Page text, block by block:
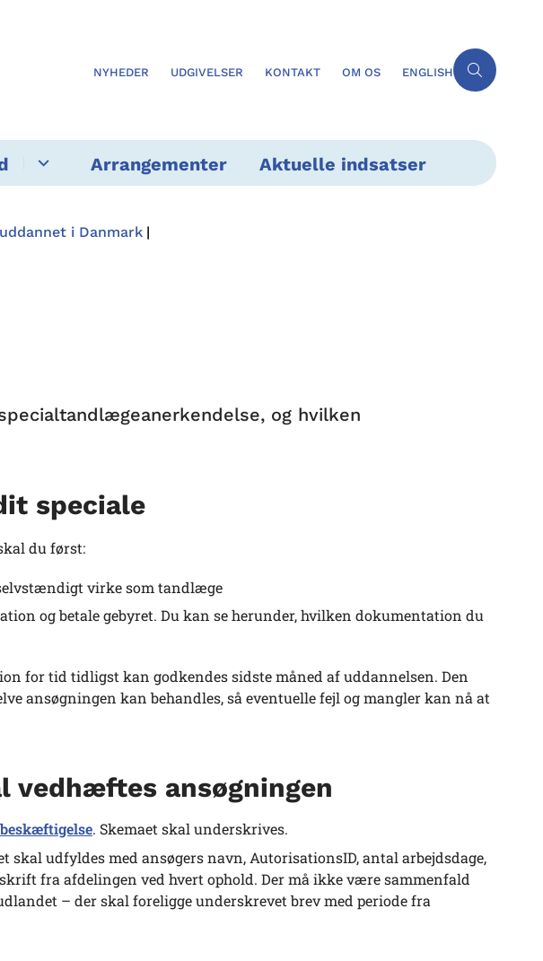
NYHEDER UDGIVELSER KONTAKT OM OS ENGLISH
Arrangementer Aktuelle indsatser
i Danmark
og hvilken
speciale
du først:
virke som tandlæge
og betale gebyret. Du kan se herunder, hvilken dokumentation du
for tid tidligst kan godkendes sidste måned af uddannelsen. Den
ansøgningen kan behandles, så eventuelle fejl og mangler kan nå at
vedhæftes ansøgningen
. Skemaet skal underskrives.
skal udfyldes med ansøgers navn, AutorisationsID, antal arbejdsdage,
fra afdelingen ved hvert ophold. Der må ikke være sammenfald
– der skal foreligge underskrevet brev med periode fra